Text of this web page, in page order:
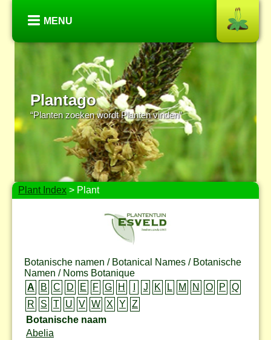
MENU
Plantago
“Planten zoeken wordt Planten vinden”
Plant Index > Plant
Botanische namen / Botanical Names / Botanische
Namen / Noms Botanique
A
B C D E F G H J K L M N O P
Q
R
S T U V W X Y
Z
Botanische naam
Abelia